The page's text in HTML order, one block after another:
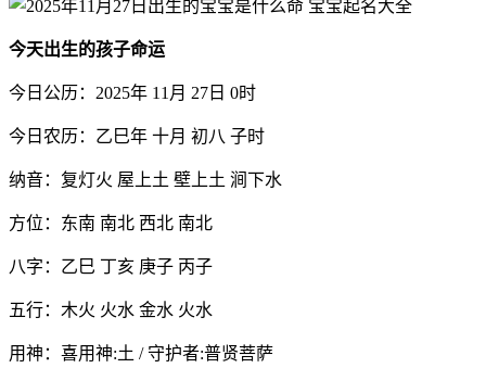
今天出生的孩子命运
今日公历：2025年 11月 27日 0时
今日农历：乙巳年 十月 初八 子时
纳音：复灯火 屋上土 壁上土 涧下水
方位：东南 南北 西北 南北
八字：乙巳 丁亥 庚子 丙子
五行：木火 火水 金水 火水
用神：喜用神:土 / 守护者:普贤菩萨